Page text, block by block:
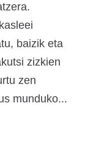
baizik eta
zizkien
zen
munduko...